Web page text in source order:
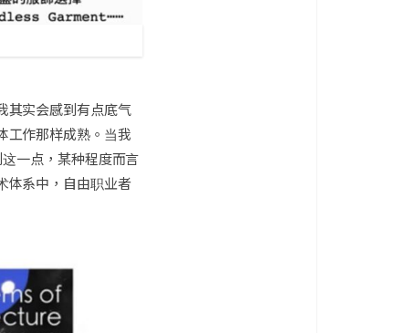
其实会感到有点底气
工作那样成熟。当我
一点，某种程度而言
体系中，自由职业者